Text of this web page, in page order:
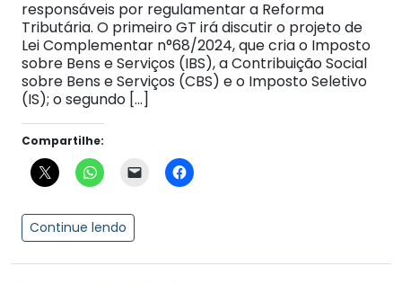
responsáveis por regulamentar a Reforma
Tributária. O primeiro GT irá discutir o projeto de
Lei Complementar n°68/2024, que cria o Imposto
sobre Bens e Serviços (IBS), a Contribuição Social
sobre Bens e Serviços (CBS) e o Imposto Seletivo
(IS); o segundo […]
Compartilhe:
Continue lendo